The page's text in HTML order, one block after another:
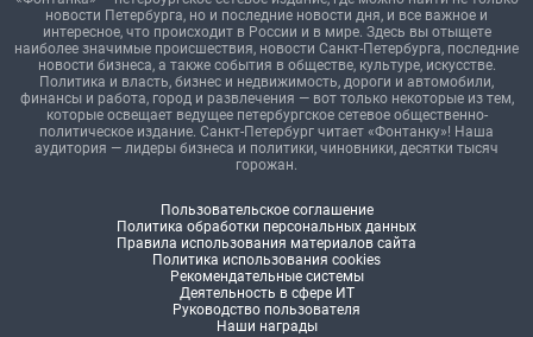
новости Петербурга, но и последние новости дня, и все важное и
интересное, что происходит в России и в мире. Здесь вы отыщете
наиболее значимые происшествия, новости Санкт-Петербурга, последние
новости бизнеса, а также события в обществе, культуре, искусстве.
Политика и власть, бизнес и недвижимость, дороги и автомобили,
финансы и работа, город и развлечения — вот только некоторые из тем,
которые освещает ведущее петербургское сетевое общественно-
политическое издание. Санкт-Петербург читает «Фонтанку»! Наша
аудитория — лидеры бизнеса и политики, чиновники, десятки тысяч
горожан.
Пользовательское соглашение
Политика обработки персональных данных
Правила использования материалов сайта
Политика использования cookies
Рекомендательные системы
Деятельность в сфере ИТ
Руководство пользователя
Наши награды